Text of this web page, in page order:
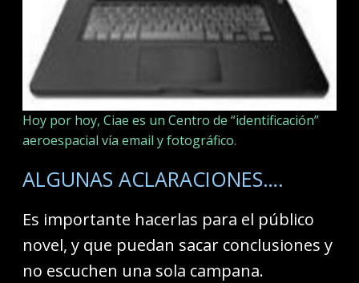
Hoy por hoy, Ciae es un Centro de “identificación”
aeroespacial vía email y fotográfico.
ALGUNAS ACLARACIONES….
Es importante hacerlas para el público
novel, y que puedan sacar conclusiones y
no escuchen una sola campana.